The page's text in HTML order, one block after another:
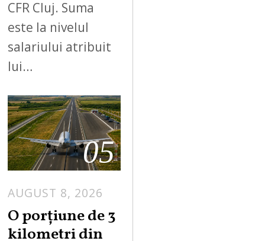
CFR Cluj. Suma
este la nivelul
salariului atribuit
lui…
05
AUGUST 8, 2026
U
G
O porțiune de 3
kilometri din